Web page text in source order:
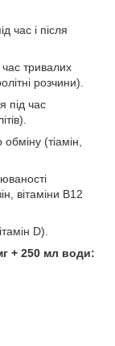
час і після
час тривалих
розчини).
під час
(тіамін,
вітаміни B12
D).
+ 250 мл води: